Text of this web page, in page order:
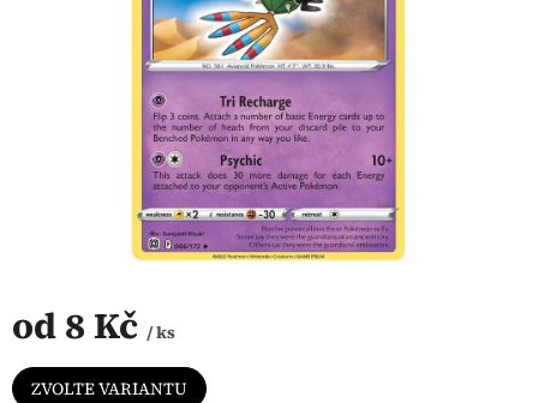
od8 Kč / ks
Měrná
cena:ZVOLTE VARIANTU